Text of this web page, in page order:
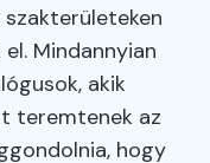
Mindannyian
akik
teremtenek az
hogy